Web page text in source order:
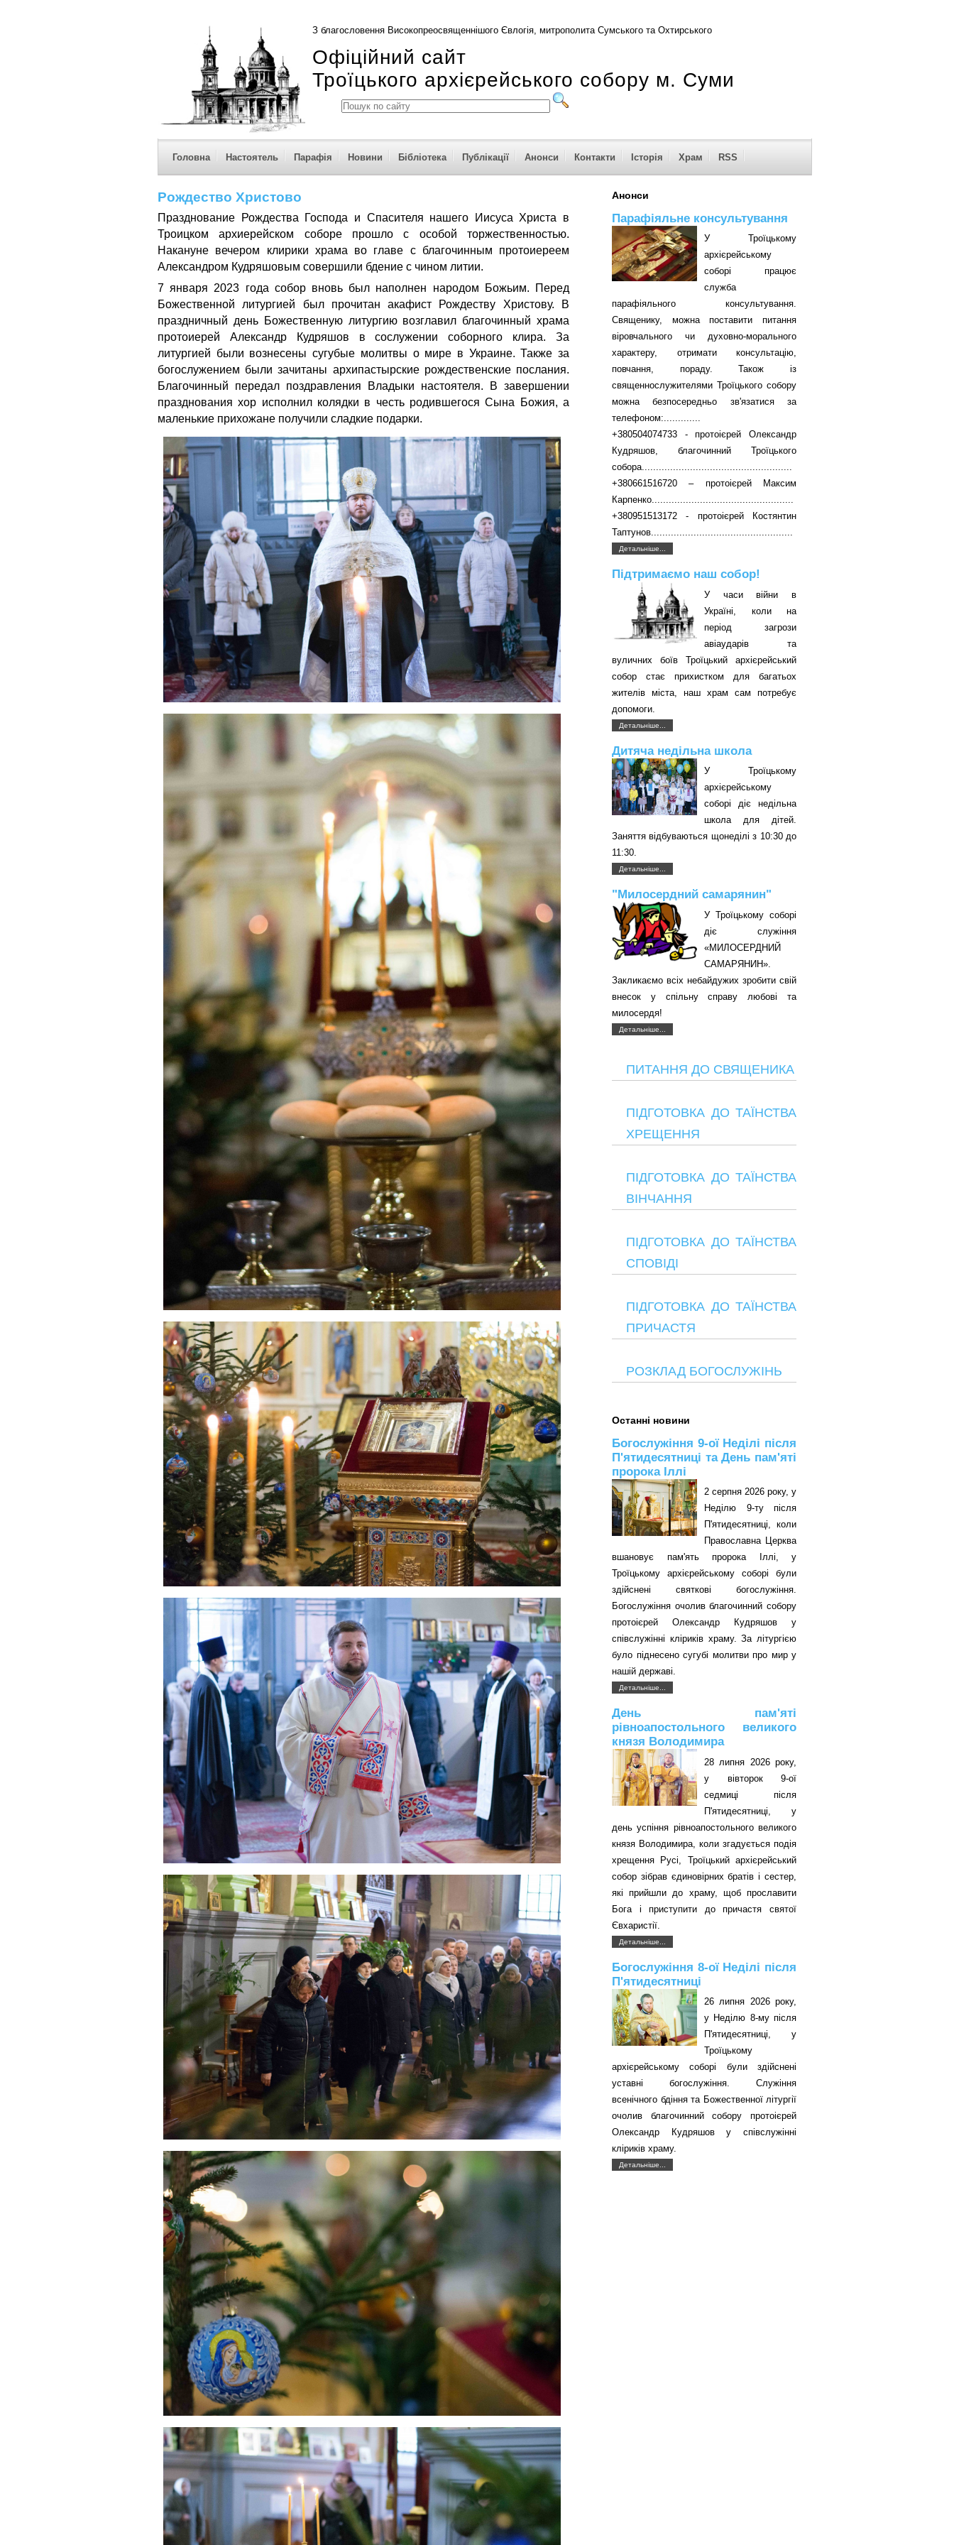
З благословення Високопреосвященнішого Євлогія, митрополита Сумського та Охтирського
Офіційний сайт
Троїцького архієрейського собору м. Суми
Головна Настоятель Парафія Новини Бібліотека Публікації Анонси Контакти Історія Храм RSS
Рождество Христово
Празднование Рождества Господа и Спасителя нашего Иисуса Христа в
Троицком архиерейском соборе прошло с особой торжественностью.
Накануне вечером клирики храма во главе с благочинным протоиереем
Александром Кудряшовым совершили бдение с чином литии.
7 января 2023 года собор вновь был наполнен народом Божьим. Перед
Божественной литургией был прочитан акафист Рождеству Христову. В
праздничный день Божественную литургию возглавил благочинный храма
протоиерей Александр Кудряшов в сослужении соборного клира. За
литургией были вознесены сугубые молитвы о мире в Украине. Также за
богослужением были зачитаны архипастырские рождественские послания.
Благочинный передал поздравления Владыки настоятеля. В завершении
празднования хор исполнил колядки в честь родившегося Сына Божия, а
маленькие прихожане получили сладкие подарки.
Анонси
Парафіяльне консультування
У Троїцькому
архієрейському
соборі працює
служба
парафіяльного консультування.
Священику, можна поставити питання
віровчального чи духовно-морального
характеру, отримати консультацію,
повчання, пораду. Також із
священнослужителями Троїцького собору
можна безпосередньо зв'язатися за
телефоном:.............
+380504074733 - протоієрей Олександр
Кудряшов, благочинний Троїцького
собора.....................................................
+380661516720 – протоієрей Максим
Карпенко..................................................
+380951513172 - протоієрей Костянтин
Таптунов..................................................
Детальніше...
Підтримаємо наш собор!
У часи війни в
Україні, коли на
період загрози
авіаударів та
вуличних боїв Троїцький архієрейський
собор стає прихистком для багатьох
жителів міста, наш храм сам потребує
допомоги.
Детальніше...
Дитяча недільна школа
У Троїцькому
архієрейському
соборі діє недільна
школа для дітей.
Заняття відбуваються щонеділі з 10:30 до
11:30.
Детальніше...
"Милосердний самарянин"
У Троїцькому соборі
діє служіння
«МИЛОСЕРДНИЙ
САМАРЯНИН».
Закликаємо всіх небайдужих зробити свій
внесок у спільну справу любові та
милосердя!
Детальніше...
ПИТАННЯ ДО СВЯЩЕНИКА
ПІДГОТОВКА ДО ТАЇНСТВА
ХРЕЩЕННЯ
ПІДГОТОВКА ДО ТАЇНСТВА
ВІНЧАННЯ
ПІДГОТОВКА ДО ТАЇНСТВА
СПОВІДІ
ПІДГОТОВКА ДО ТАЇНСТВА
ПРИЧАСТЯ
РОЗКЛАД БОГОСЛУЖІНЬ
Останні новини
Богослужіння 9-ої Неділі після
П'ятидесятниці та День пам'яті
пророка Іллі
2 серпня 2026 року, у
Неділю 9-ту після
П'ятидесятниці, коли
Православна Церква
вшановує пам'ять пророка Іллі, у
Троїцькому архієрейському соборі були
здійснені святкові богослужіння.
Богослужіння очолив благочинний собору
протоієрей Олександр Кудряшов у
співслужінні кліриків храму. За літургією
було піднесено сугубі молитви про мир у
нашій державі.
Детальніше...
День пам'яті
рівноапостольного великого
князя Володимира
28 липня 2026 року,
у вівторок 9-ої
седмиці після
П'ятидесятниці, у
день успіння рівноапостольного великого
князя Володимира, коли згадується подія
хрещення Русі, Троїцький архієрейський
собор зібрав єдиновірних братів і сестер,
які прийшли до храму, щоб прославити
Бога і приступити до причастя святої
Євхаристії.
Детальніше...
Богослужіння 8-ої Неділі після
П'ятидесятниці
26 липня 2026 року,
у Неділю 8-му після
П'ятидесятниці, у
Троїцькому
архієрейському соборі були здійснені
уставні богослужіння. Служіння
всенічного бдіння та Божественної літургії
очолив благочинний собору протоієрей
Олександр Кудряшов у співслужінні
кліриків храму.
Детальніше...